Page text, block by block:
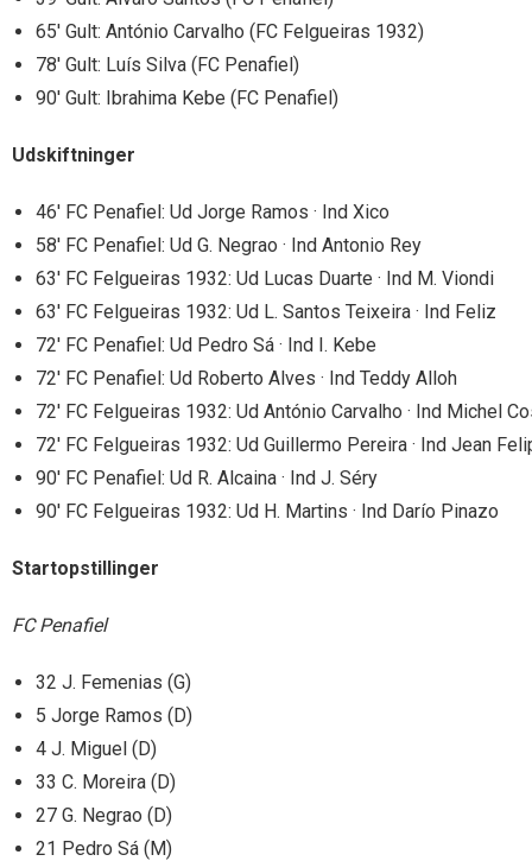
65′ Gult: António Carvalho (FC Felgueiras 1932)
78′ Gult: Luís Silva (FC Penafiel)
90′ Gult: Ibrahima Kebe (FC Penafiel)
Udskiftninger
46′ FC Penafiel: Ud Jorge Ramos · Ind Xico
58′ FC Penafiel: Ud G. Negrao · Ind Antonio Rey
63′ FC Felgueiras 1932: Ud Lucas Duarte · Ind M. Viondi
63′ FC Felgueiras 1932: Ud L. Santos Teixeira · Ind Feliz
72′ FC Penafiel: Ud Pedro Sá · Ind I. Kebe
72′ FC Penafiel: Ud Roberto Alves · Ind Teddy Alloh
72′ FC Felgueiras 1932: Ud António Carvalho · Ind Michel
72′ FC Felgueiras 1932: Ud Guillermo Pereira · Ind Jean
90′ FC Penafiel: Ud R. Alcaina · Ind J. Séry
90′ FC Felgueiras 1932: Ud H. Martins · Ind Darío Pinazo
Startopstillinger
FC Penafiel
32 J. Femenias (G)
5 Jorge Ramos (D)
4 J. Miguel (D)
33 C. Moreira (D)
27 G. Negrao (D)
21 Pedro Sá (M)